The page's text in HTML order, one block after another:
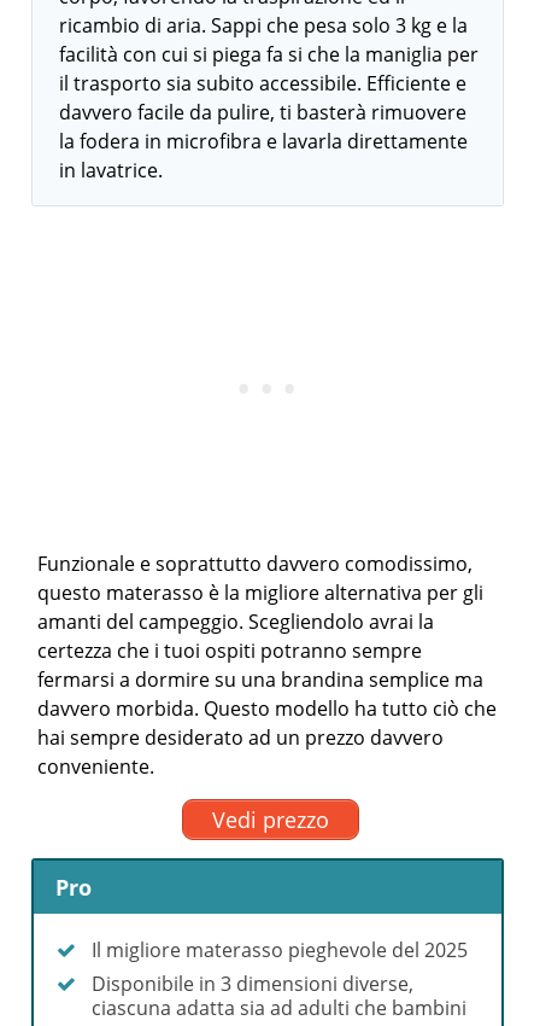
ricambio di aria. Sappi che pesa solo 3 kg e la
facilità con cui si piega fa si che la maniglia per
il trasporto sia subito accessibile. Efficiente e
davvero facile da pulire, ti basterà rimuovere
la fodera in microfibra e lavarla direttamente
in lavatrice.
Funzionale e soprattutto davvero comodissimo,
questo materasso è la migliore alternativa per gli
amanti del campeggio. Scegliendolo avrai la
certezza che i tuoi ospiti potranno sempre
fermarsi a dormire su una brandina semplice ma
davvero morbida. Questo modello ha tutto ciò che
hai sempre desiderato ad un prezzo davvero
conveniente.
Vedi prezzo
Pro
Il migliore materasso pieghevole del 2025
Disponibile in 3 dimensioni diverse,
ciascuna adatta sia ad adulti che bambini